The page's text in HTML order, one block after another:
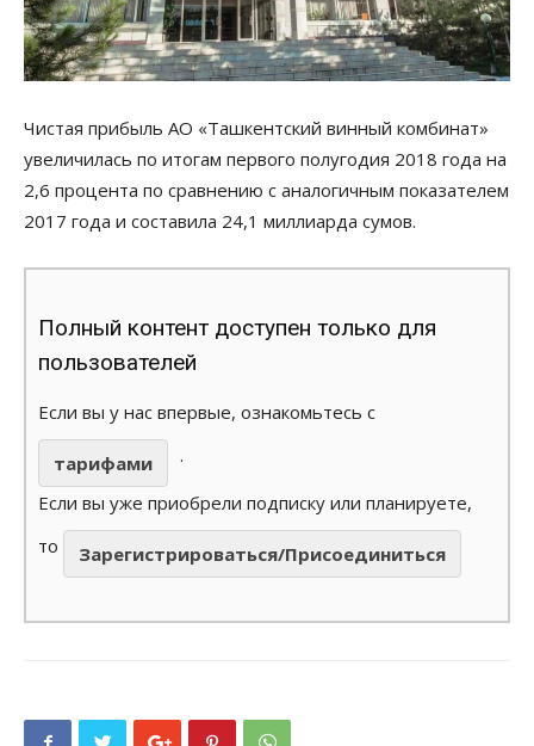
Чистая прибыль АО «Ташкентский винный комбинат»
увеличилась по итогам первого полугодия 2018 года на
2,6 процента по сравнению с аналогичным показателем
2017 года и составила 24,1 миллиарда сумов.
Полный контент доступен только для
пользователей
Если вы у нас впервые, ознакомьтесь с
тарифами
.
Если вы уже приобрели подписку или планируете,
то
Зарегистрироваться/Присоединиться